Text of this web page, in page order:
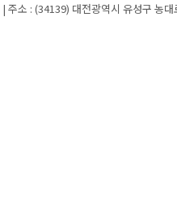
| 주소 : (34139) 대전광역시 유성구 농